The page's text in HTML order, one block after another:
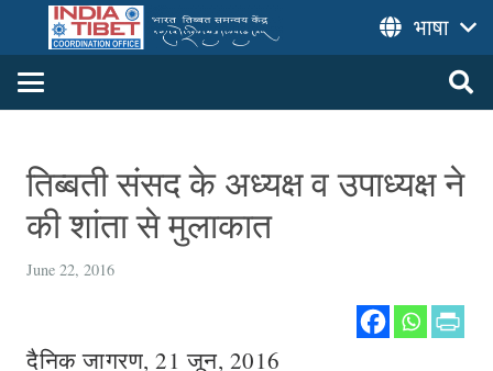
भाषा
तिब्बती संसद के अध्यक्ष व उपाध्यक्ष ने
की शांता से मुलाकात
June 22, 2016
दैनिक जागरण, 21 जून, 2016